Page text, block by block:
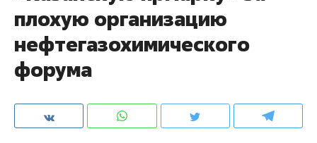
плохую организацию
нефтегазохимического
форума